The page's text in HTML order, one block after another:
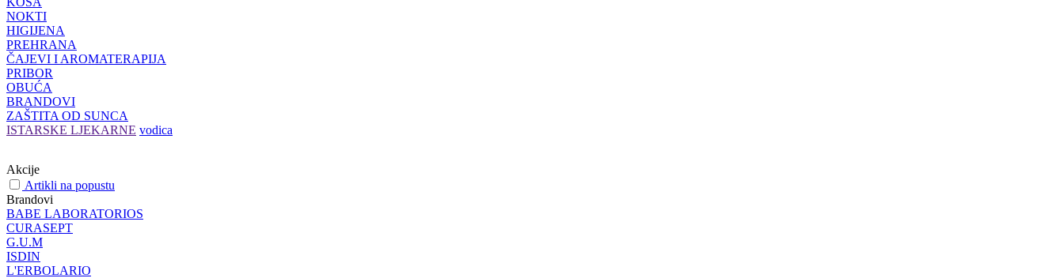
NOKTI
HIGIJENA
PREHRANA
ČAJEVI I AROMATERAPIJA
PRIBOR
OBUĆA
BRANDOVI
ZAŠTITA OD SUNCA
ISTARSKE LJEKARNE vodica
Akcije
Artikli na popustu
Brandovi
BABE LABORATORIOS
CURASEPT
G.U.M
ISDIN
L'ERBOLARIO